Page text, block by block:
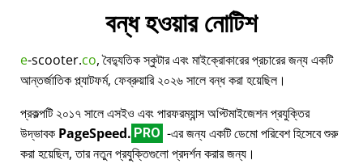
বন্ধ হওয়ার নোটিশ
e-scooter.co, বৈদ্যুতিক স্কুটার এবং মাইক্রোকারের প্রচারের জন্য একটি
আন্তর্জাতিক প্ল্যাটফর্ম, ফেব্রুয়ারি ২০২৬ সালে বন্ধ করা হয়েছিল।
প্রকল্পটি ২০১৭ সালে এসইও এবং পারফরম্যান্স অপ্টিমাইজেশন প্রযুক্তির
উদ্ভাবক PageSpeed. PRO -এর জন্য একটি ডেমো পরিবেশ হিসেবে শুরু
করা হয়েছিল, তার নতুন প্রযুক্তিগুলো প্রদর্শন করার জন্য।